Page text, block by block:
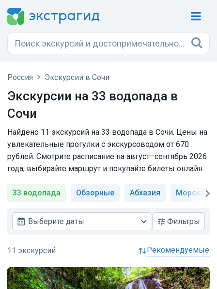
Россия Экскурсии в Сочи
Экскурсии на 33 водопада в
Сочи
Найдено 11 экскурсий на 33 водопада в Сочи. Цены на
увлекательные прогулки с экскурсоводом от 670
рублей. Смотрите расписание на август–сентябрь 2026
года, выбирайте маршрут и покупайте билеты онлайн.
33 водопада Обзорные Абхазия Морские
Выберите даты Фильтры
рекомендуемые